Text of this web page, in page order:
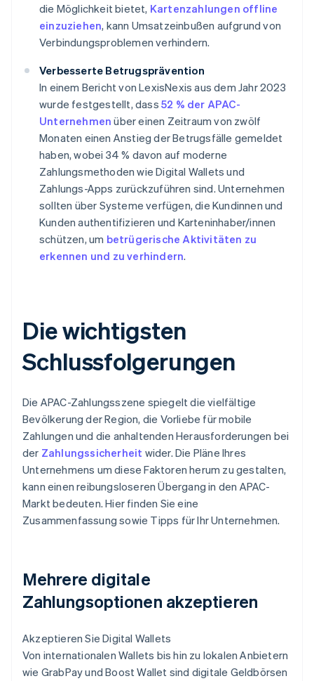
die Möglichkeit bietet, Kartenzahlungen offline
einzuziehen, kann Umsatzeinbußen aufgrund von
Verbindungsproblemen verhindern.
Verbesserte Betrugsprävention
In einem Bericht von LexisNexis aus dem Jahr 2023
wurde festgestellt, dass 52 % der APAC-
Unternehmen über einen Zeitraum von zwölf
Monaten einen Anstieg der Betrugsfälle gemeldet
haben, wobei 34 % davon auf moderne
Zahlungsmethoden wie Digital Wallets und
Zahlungs-Apps zurückzuführen sind. Unternehmen
sollten über Systeme verfügen, die Kundinnen und
Kunden authentifizieren und Karteninhaber/innen
schützen, um betrügerische Aktivitäten zu
erkennen und zu verhindern.
Die wichtigsten
Schlussfolgerungen
Die APAC-Zahlungsszene spiegelt die vielfältige
Bevölkerung der Region, die Vorliebe für mobile
Zahlungen und die anhaltenden Herausforderungen bei
der Zahlungssicherheit wider. Die Pläne Ihres
Unternehmens um diese Faktoren herum zu gestalten,
kann einen reibungsloseren Übergang in den APAC-
Markt bedeuten. Hier finden Sie eine
Zusammenfassung sowie Tipps für Ihr Unternehmen.
Mehrere digitale
Zahlungsoptionen akzeptieren
Akzeptieren Sie Digital Wallets
Von internationalen Wallets bis hin zu lokalen Anbietern
wie GrabPay und Boost Wallet sind digitale Geldbörsen